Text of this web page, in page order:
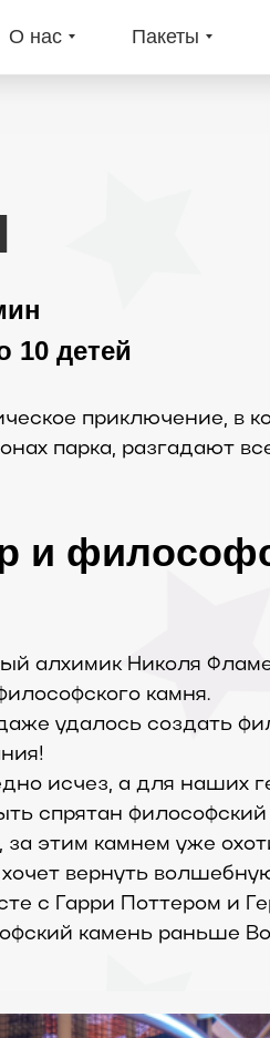
Пакеты
О нас
10 детей
приключение, в
парка, разгадают
и
алхимик Николя
камня.
удалось создать
исчез, а для наших
спрятан философский
этим камнем уже
вернуть
с Гарри Поттером и
камень раньше